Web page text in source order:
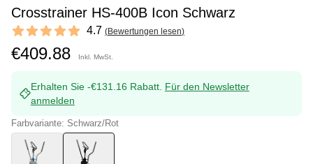
Crosstrainer HS-400B Icon Schwarz
Reviews
4.7 out of 5 stars 4.7 (Bewertungen lesen)
€409.88 Inkl. MwSt.
Erhalten Sie -€131.16 Rabatt. Für den Newsletter
anmelden
Farbvariante: Schwarz/Rot